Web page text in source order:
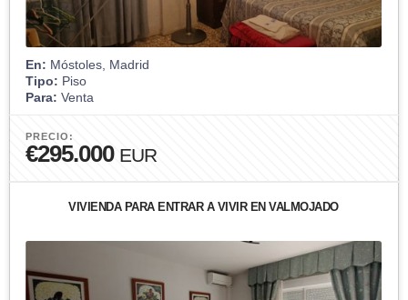
En: Móstoles, Madrid
Tipo: Piso
Para: Venta
PRECIO:
€295.000 EUR
VIVIENDA PARA ENTRAR A VIVIR EN VALMOJADO